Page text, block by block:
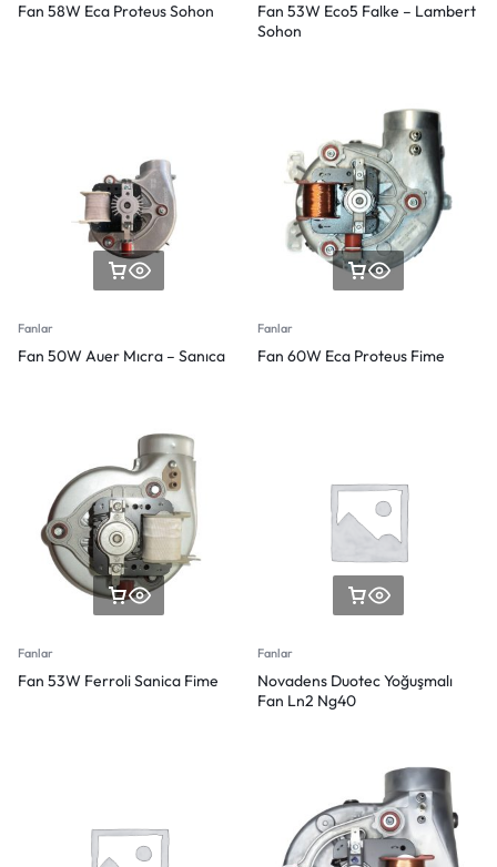
Fan 58W Eca Proteus Sohon
Fan 53W Eco5 Falke – Lambert
Sohon
Fanlar
Fan 50W Auer Mıcra – Sanıca
Fanlar
Fan 60W Eca Proteus Fime
Fanlar
Fan 53W Ferroli Sanica Fime
Fanlar
Novadens Duotec Yoğuşmalı
Fan Ln2 Ng40